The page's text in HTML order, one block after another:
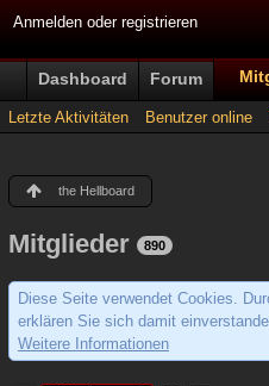
Anmelden oder registrieren
Dashboard Forum
Letzte Aktivitäten Benutzer online
the Hellboard
Mitglieder 890
Diese Seite verwendet Cookies.
erklären Sie sich damit
Weitere Informationen